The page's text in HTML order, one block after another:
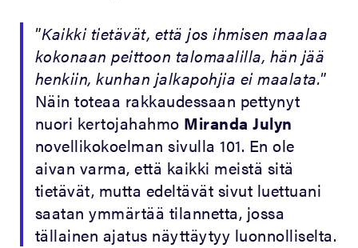
”Kaikki tietävät, että jos ihmisen maalaa
kokonaan peittoon talomaalilla, hän jää
henkiin, kunhan jalkapohjia ei maalata.”
Näin toteaa rakkaudessaan pettynyt
nuori kertojahahmo Miranda Julyn
novellikokoelman sivulla 101. En ole
aivan varma, että kaikki meistä sitä
tietävät, mutta edeltävät sivut luettuani
saatan ymmärtää tilannetta, jossa
tällainen ajatus näyttäytyy luonnolliselta.